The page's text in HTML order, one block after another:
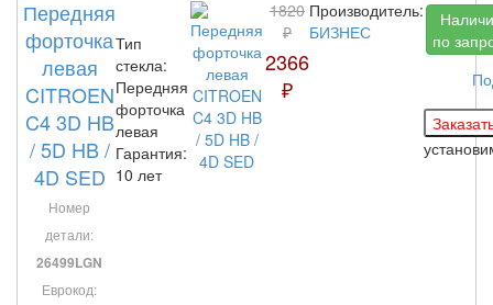
Передняя
форточка
левая
CITROEN
C4 3D HB
/ 5D HB /
4D SED
Номер
детали:
26499LGN
Еврокод:
Тип
стекла:
Передняя
форточка
левая
Гарантия:
10 лет
1820
₽
2366
₽
Производитель:
БИЗНЕС
по